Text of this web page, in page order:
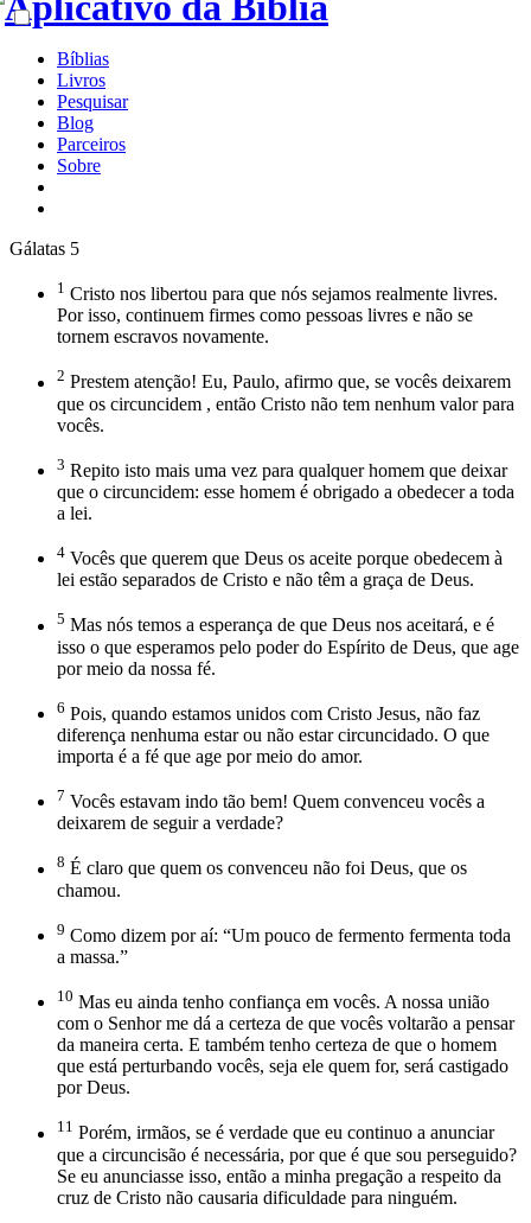
Bíblias
Livros
Pesquisar
Blog
Parceiros
Sobre
Gálatas 5
1 Cristo nos libertou para que nós sejamos realmente livres.
Por isso, continuem firmes como pessoas livres e não se
tornem escravos novamente.
2 Prestem atenção! Eu, Paulo, afirmo que, se vocês deixarem
que os circuncidem , então Cristo não tem nenhum valor para
vocês.
3 Repito isto mais uma vez para qualquer homem que deixar
que o circuncidem: esse homem é obrigado a obedecer a toda
a lei.
4 Vocês que querem que Deus os aceite porque obedecem à
lei estão separados de Cristo e não têm a graça de Deus.
5 Mas nós temos a esperança de que Deus nos aceitará, e é
isso o que esperamos pelo poder do Espírito de Deus, que age
por meio da nossa fé.
6 Pois, quando estamos unidos com Cristo Jesus, não faz
diferença nenhuma estar ou não estar circuncidado. O que
importa é a fé que age por meio do amor.
7 Vocês estavam indo tão bem! Quem convenceu vocês a
deixarem de seguir a verdade?
8 É claro que quem os convenceu não foi Deus, que os
chamou.
9 Como dizem por aí: “Um pouco de fermento fermenta toda
a massa.”
10 Mas eu ainda tenho confiança em vocês. A nossa união
com o Senhor me dá a certeza de que vocês voltarão a pensar
da maneira certa. E também tenho certeza de que o homem
que está perturbando vocês, seja ele quem for, será castigado
por Deus.
11 Porém, irmãos, se é verdade que eu continuo a anunciar
que a circuncisão é necessária, por que é que sou perseguido?
Se eu anunciasse isso, então a minha pregação a respeito da
cruz de Cristo não causaria dificuldade para ninguém.